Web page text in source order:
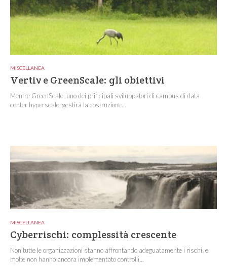
MISCELLANEA
Vertiv e GreenScale: gli obiettivi
Mentre GreenScale, uno dei principali sviluppatori di campus di data
center hyperscale, gestirà la costruzione...
MISCELLANEA
Cyberrischi: complessità crescente
Non tutte le organizzazioni stanno affrontando adeguatamente i rischi, e
molte non hanno ancora implementato controlli...